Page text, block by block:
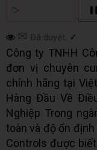
▷
✉ Đã duyệt: ✓
Công ty TNHH
đơn vị chuyên
chính hãng tại
Hàng Đầu Về
Nghiệp Trong
toàn và độ ổn
Controls được